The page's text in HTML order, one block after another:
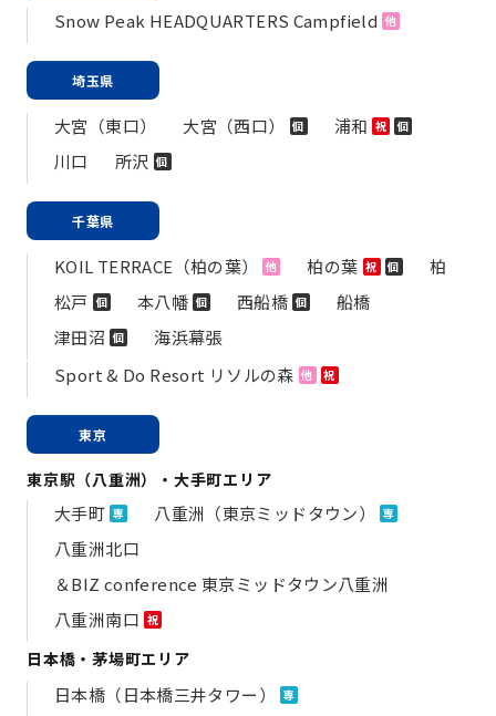
Snow Peak HEADQUARTERS Campfield 他
埼玉県
大宮（東口） 大宮（西口） 個 浦和 祝 個
川口 所沢 個
千葉県
KOIL TERRACE（柏の葉） 他 柏の葉 祝 個
柏
松戸 個 本八幡 個 西船橋 個
船橋
津田沼 個
海浜幕張
Sport & Do Resort リソルの森 他 祝
東京
東京駅（八重洲）・大手町エリア
大手町 専 八重洲（東京ミッドタウン） 専
八重洲北口
＆BIZ conference 東京ミッドタウン八重洲
八重洲南口 祝
日本橋・茅場町エリア
日本橋（日本橋三井タワー） 専